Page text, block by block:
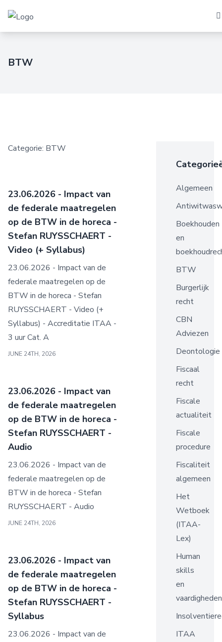
BTW
Categorie: BTW
23.06.2026 - Impact van
de federale maatregelen
op de BTW in de horeca -
Stefan RUYSSCHAERT -
Video (+ Syllabus)
23.06.2026 - Impact van de
federale maatregelen op de
BTW in de horeca - Stefan
RUYSSCHAERT - Video (+
Syllabus) - Accreditatie ITAA -
3 uur Cat. A
JUNE 24TH, 2026
23.06.2026 - Impact van
de federale maatregelen
op de BTW in de horeca -
Stefan RUYSSCHAERT -
Audio
23.06.2026 - Impact van de
federale maatregelen op de
BTW in de horeca - Stefan
RUYSSCHAERT - Audio
JUNE 24TH, 2026
23.06.2026 - Impact van
de federale maatregelen
op de BTW in de horeca -
Stefan RUYSSCHAERT -
Syllabus
23.06.2026 - Impact van de
Algemeen
Boekhouden
en
BTW
Burgerlijk
recht
CBN
Adviezen
Deontologie
Fiscaal
recht
Fiscale
actualiteit
Fiscale
procedure
Fiscaliteit
algemeen
Het
Wetboek
(ITAA-
Lex)
Human
skills
en
vaardigheden
ITAA